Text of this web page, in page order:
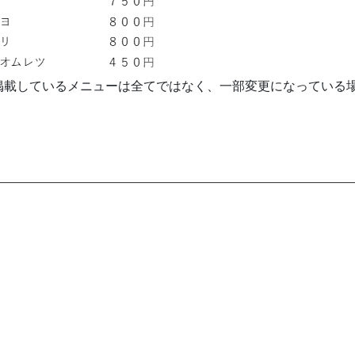
しているメニューは全てではなく、一部変更になっている